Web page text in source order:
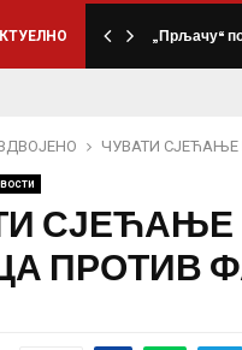
„Прљачу“
ЧУВАТИ
СЈЕЋАЊЕ
ПРОТИВ